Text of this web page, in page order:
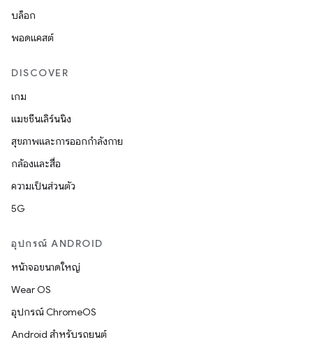
บล็อก
พอดแคสต์
DISCOVER
เกม
แมชชีนเลิร์นนิง
สุขภาพและการออกกำลังกาย
กล้องและสื่อ
ความเป็นส่วนตัว
5G
อุปกรณ์ ANDROID
หน้าจอขนาดใหญ่
Wear OS
อุปกรณ์ ChromeOS
Android สำหรับรถยนต์